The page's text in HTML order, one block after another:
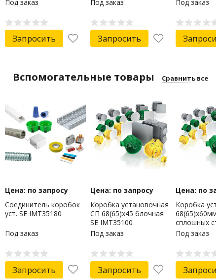
Под заказ
Запросить
Под заказ
Запросить
Под заказ
Вспомогательные товары Сравнить все
Цена: по запросу
Соединитель коробок
уст. SE IMT35180
Под заказ
Запросить
Цена: по запросу
Коробка установочная
СП 68(65)х45 блочная
SE IMT35100
Под заказ
Запросить
Цена: по
Коробка
сплошных
IMT35101
Под заказ